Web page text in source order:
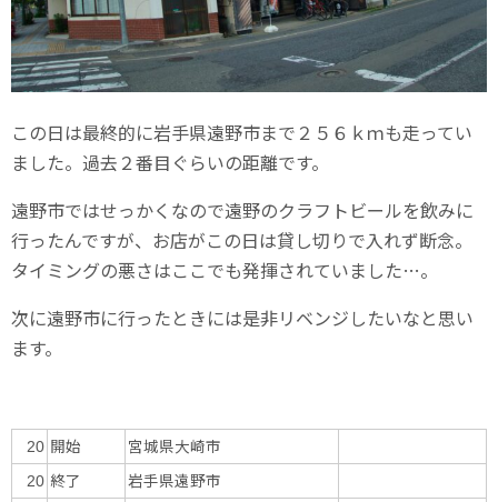
この日は最終的に岩手県遠野市まで２５６ｋｍも走ってい
ました。過去２番目ぐらいの距離です。
遠野市ではせっかくなので遠野のクラフトビールを飲みに
行ったんですが、お店がこの日は貸し切りで入れず断念。
タイミングの悪さはここでも発揮されていました…。
次に遠野市に行ったときには是非リベンジしたいなと思い
ます。
20 開始 宮城県大崎市
20 終了 岩手県遠野市